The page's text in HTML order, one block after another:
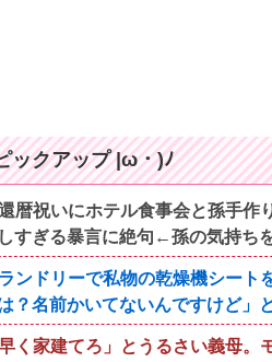
ックアップ |ω・)ﾉ
暦祝いにホテル食事会と孫手作
すぎる暴言に絶句←孫の気持ち
ンドリーで私物の乾燥機シー
？名前かいてないんですけど」
早く家建てろ」とうるさい義母